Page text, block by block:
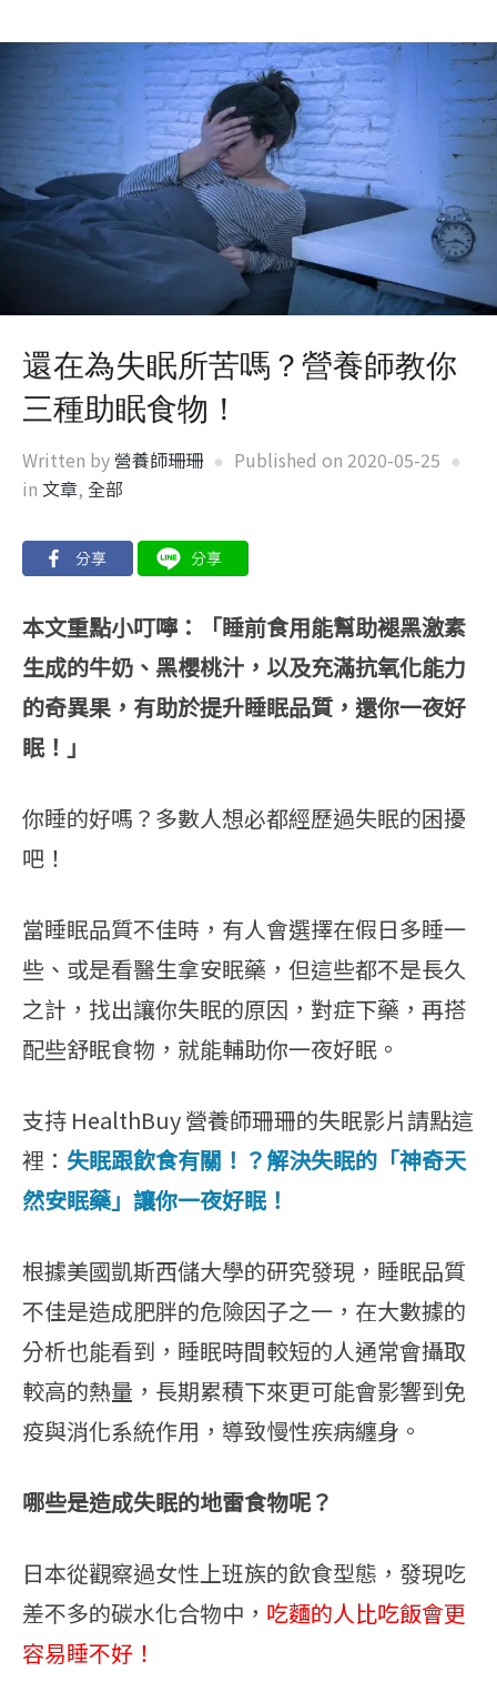
還在為失眠所苦嗎？營養師教你
三種助眠食物！
Written by營養師珊珊 Published on 2020-05-25
in 文章, 全部
本文重點小叮嚀：
「睡前食用能幫助褪黑激素
生成的牛奶、黑櫻桃汁，以及充滿抗氧化能力
的奇異果，有助於提升睡眠品質，還你一夜好
眠！」
你睡的好嗎？多數人想必都經歷過失眠的困擾
吧！
當睡眠品質不佳時，有人會選擇在假日多睡一
些、或是看醫生拿安眠藥，但這些都不是長久
之計，找出讓你失眠的原因，對症下藥，再搭
配些舒眠食物，就能輔助你一夜好眠。
支持 HealthBuy 營養師珊珊的失眠影片請點這
裡： 失眠跟飲食有關！？解決失眠的「神奇天
然安眠藥」讓你一夜好眠！
根據美國凱斯西儲大學的研究發現，睡眠品質
不佳是造成肥胖的危險因子之一，在大數據的
分析也能看到，睡眠時間較短的人通常會攝取
較高的熱量，長期累積下來更可能會影響到免
疫與消化系統作用，導致慢性疾病纏身。
哪些是造成失眠的地雷食物呢？
日本從觀察過女性上班族的飲食型態，發現吃
差不多的碳水化合物中， 吃麵的人比吃飯會更
容易睡不好！